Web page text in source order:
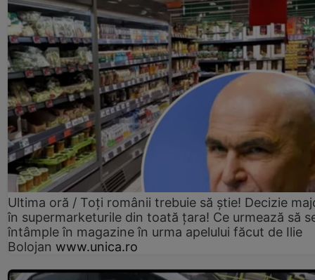
Ultima oră / Toți românii trebuie să știe! Decizie
în supermarketurile din toată țara! Ce urmează să
întâmple în magazine în urma apelului făcut de Ilie
Bolojan www.unica.ro